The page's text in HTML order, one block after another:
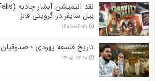
بیل سایفر در گرویتی فالز
۱۴۰۵-۰۴-۲۱
تاریخ فلسفه یهودی ؛
۱۴۰۵-۰۴-۱۰